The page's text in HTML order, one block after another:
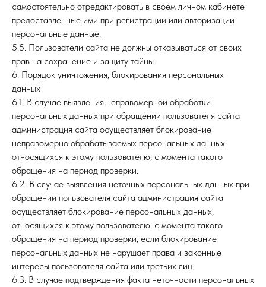
самостоятельно отредактировать в своем личном кабинете
предоставленные ими при регистрации или авторизации
персональные данные.
5.5. Пользователи сайта не должны отказываться от своих
прав на сохранение и защиту тайны.
6. Порядок уничтожения, блокирования персональных
данных
6.1. В случае выявления неправомерной обработки
персональных данных при обращении пользователя сайта
администрация сайта осуществляет блокирование
неправомерно обрабатываемых персональных данных,
относящихся к этому пользователю, с момента такого
обращения на период проверки.
6.2. В случае выявления неточных персональных данных при
обращении пользователя сайта администрация сайта
осуществляет блокирование персональных данных,
относящихся к этому пользователю, с момента такого
обращения на период проверки, если блокирование
персональных данных не нарушает права и законные
интересы пользователя сайта или третьих лиц.
6.3. В случае подтверждения факта неточности персональных